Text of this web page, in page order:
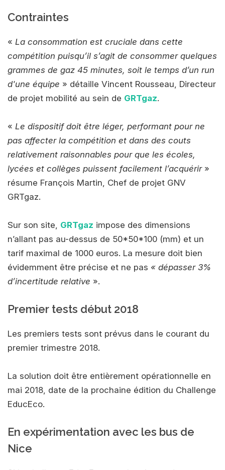
Contraintes
« La consommation est cruciale dans cette
compétition puisqu’il s’agit de consommer quelques
grammes de gaz 45 minutes, soit le temps d’un run
d'une équipe » détaille Vincent Rousseau, Directeur
de projet mobilité au sein de GRTgaz.
« Le dispositif doit être léger, performant pour ne
pas affecter la compétition et dans des couts
relativement raisonnables pour que les écoles,
lycées et collèges puissent facilement l’acquérir»
résume François Martin, Chef de projet GNV
GRTgaz.
Sur son site, GRTgaz impose des dimensions
n’allant pas au-dessus de 50*50*100 (mm) et un
tarif maximal de 1000 euros. La mesure doit bien
évidemment être précise et ne pas « dépasser 3%
d’incertitude relative ».
Premier tests début 2018
Les premiers tests sont prévus dans le courant du
premier trimestre 2018.
La solution doit être entièrement opérationnelle en
mai 2018, date de la prochaine édition du Challenge
EducEco.
En expérimentation avec les bus de
Nice